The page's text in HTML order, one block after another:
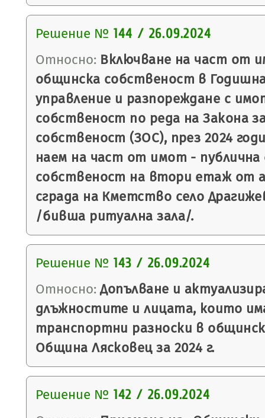
Решение № 144 / 26.09.2024
Относно: Включване на част от
общинска собственост в
управление и разпореждане с
собственост по реда на Закона
собственост (ЗОС), през 2024
наем на част от имот - публична
собственост на втори етаж от
сграда на Кметство село
/бивша ритуална зала/.
Решение № 143 / 26.09.2024
Относно: Допълване и
длъжностите и лицата, които
транспортни разноски в
Община Лясковец за 2024 г.
Решение № 142 / 26.09.2024